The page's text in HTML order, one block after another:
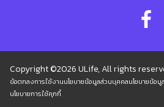
Copyright ©2026 ULife, All rights
ข้อตกลงการใช้งานนโยบายข้อมูลส่วนบุคคลนโยบายข้อ
นโยบายการใช้คุกกี้